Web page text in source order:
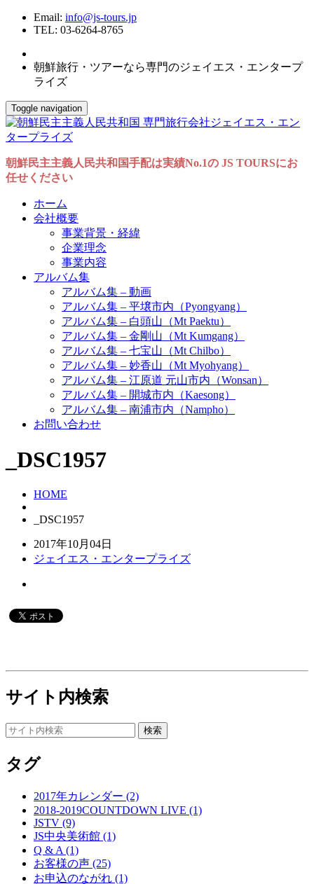
Email: info@js-tours.jp
TEL: 03-6264-8765
朝鮮旅行・ツアーなら専門のジェイエス・エンタープ
ライズ
Toggle navigation
朝鮮民主主義人民共和国手配は実績No.1の JS TOURSにお
任せください
ホーム
会社概要
事業背景・経緯
企業理念
事業内容
アルバム集
アルバム集 – 動画
アルバム集 – 平壌市内（Pyongyang）
アルバム集 – 白頭山（Mt Paektu）
アルバム集 – 金剛山（Mt Kumgang）
アルバム集 – 七宝山（Mt Chilbo）
アルバム集 – 妙香山（Mt Myohyang）
アルバム集 – 江原道 元山市内（Wonsan）
アルバム集 – 開城市内（Kaesong）
アルバム集 – 南浦市内（Nampho）
お問い合わせ
_DSC1957
HOME
_DSC1957
2017年10月04日
ジェイエス・エンタープライズ
サイト内検索
タグ
2017年カレンダー (2)
2018-2019COUNTDOWN LIVE (1)
JSTV (9)
JS中央美術館 (1)
Q & A (1)
お客様の声 (25)
お申込のながれ (1)